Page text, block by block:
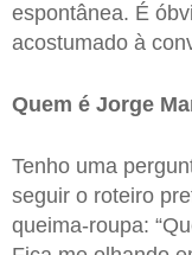
espontânea. É
acostumado à
Quem é Jorge
Tenho uma
seguir o roteiro
queima-roupa: